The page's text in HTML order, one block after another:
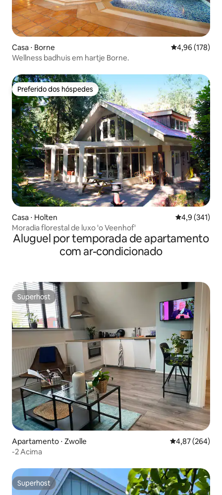
Casa ⋅ Borne 4,96 de uma
4,96 (178)
Wellness badhuis em hartje Borne.
Preferido dos hóspedes
Preferido dos hóspedes
Casa ⋅ Holten 4,9 de uma
4,9 (341)
Moradia florestal de luxo 'o Veenhof'
Aluguel por temporada de apartamento
com ar-condicionado
Superhost
Superhost
Apartamento ⋅ Zwolle 4,87 de uma
4,87 (264)
-2 Acima
Superhost
Superhost